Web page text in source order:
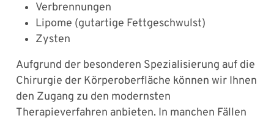
Verbrennungen
Lipome (gutartige Fettgeschwulst)
Zysten
Aufgrund der besonderen Spezialisierung auf die
Chirurgie der Körperoberfläche können wir Ihnen
den Zugang zu den modernsten
Therapieverfahren anbieten. In manchen Fällen